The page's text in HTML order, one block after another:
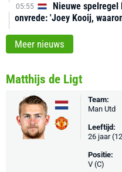
05:55
Nieuwe
onvrede: 'Joey Kooij,
Meer nieuws
Matthijs de Ligt
Team:
Man Utd
Leeftijd:
26 jaar
Positie:
V (C)